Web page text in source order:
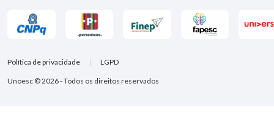
Unoesc © 2026 - Todos os direitos reservados
Política de privacidade LGPD